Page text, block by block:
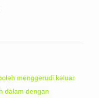
menggerudi keluar
dalam dengan